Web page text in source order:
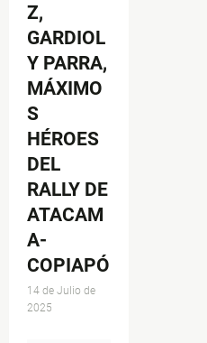
Z,
GARDIOL
Y PARRA,
MÁXIMO
S
HÉROES
DEL
RALLY DE
ATACAM
A-
COPIAPÓ
14 de Julio de
2025